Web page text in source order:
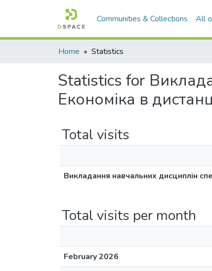
Communities & Collections All
Home Statistics
Statistics for
Економіка в
Total visits
Викладання навчальних дисциплін
Total visits per month
February 2026